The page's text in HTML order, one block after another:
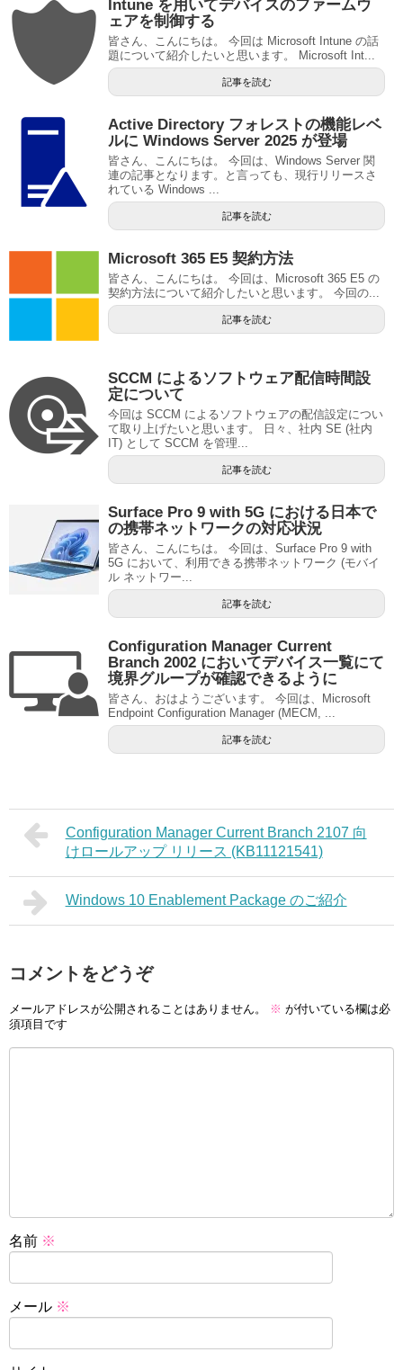
Intune を用いてデバイスのファームウ
ェアを制御する
皆さん、こんにちは。 今回は Microsoft Intune の話
題について紹介したいと思います。 Microsoft Int...
記事を読む
Active Directory フォレストの機能レベ
ルに Windows Server 2025 が登場
皆さん、こんにちは。 今回は、Windows Server 関
連の記事となります。と言っても、現行リリースさ
れている Windows ...
記事を読む
Microsoft 365 E5 契約方法
皆さん、こんにちは。 今回は、Microsoft 365 E5 の
契約方法について紹介したいと思います。 今回の...
記事を読む
SCCM によるソフトウェア配信時間設
定について
今回は SCCM によるソフトウェアの配信設定につい
て取り上げたいと思います。 日々、社内 SE (社内
IT) として SCCM を管理...
記事を読む
Surface Pro 9 with 5G における日本で
の携帯ネットワークの対応状況
皆さん、こんにちは。 今回は、Surface Pro 9 with
5G において、利用できる携帯ネットワーク (モバイ
ル ネットワー...
記事を読む
Configuration Manager Current
Branch 2002 においてデバイス一覧にて
境界グループが確認できるように
皆さん、おはようございます。 今回は、Microsoft
Endpoint Configuration Manager (MECM, ...
記事を読む
Configuration Manager Current Branch 2107 向
けロールアップ リリース (KB11121541)
Windows 10 Enablement Package のご紹介
コメントをどうぞ
メールアドレスが公開されることはありません。 ※ が付いている欄は必
須項目です
名前 ※
メール ※